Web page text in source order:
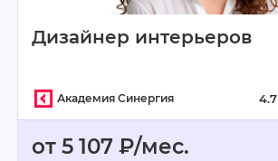
Дизайнер интерьеров
Академия Синергия 4.7
от 5 107 ₽/мес.